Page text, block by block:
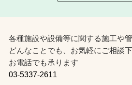
各種施設や設備等に関する施工や
どんなことでも、お気軽にご相談
お電話でも承ります
03-5337-2611